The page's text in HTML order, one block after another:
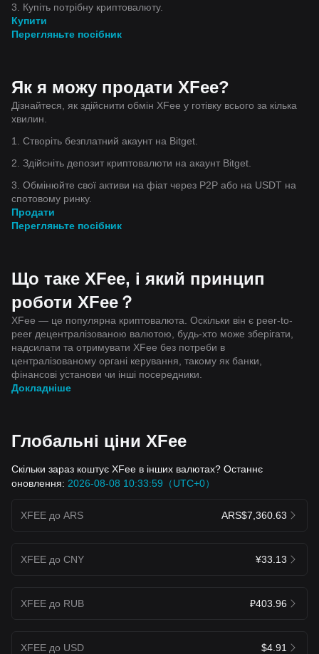
3. Купіть потрібну криптовалюту.
Купити
Перегляньте посібник
Як я можу продати XFee?
Дізнайтеся, як здійснити обмін XFee у готівку всього за кілька
хвилин.
1. Створіть безплатний акаунт на Bitget.
2. Здійсніть депозит криптовалюти на акаунт Bitget.
3. Обмінюйте свої активи на фіат через P2P або на USDT на
спотовому ринку.
Продати
Перегляньте посібник
Що таке XFee, і який принцип
роботи XFee？
XFee — це популярна криптовалюта. Оскільки він є peer-to-
peer децентралізованою валютою, будь-хто може зберігати,
надсилати та отримувати XFee без потреби в
централізованому органі керування, такому як банки,
фінансові установи чи інші посередники.
Докладніше
Глобальні ціни XFee
Скільки зараз коштує XFee в інших валютах? Останнє
оновлення: 2026-08-08 10:33:59（UTC+0）
XFEE до ARS ARS$7,360.63
XFEE до CNY ¥33.13
XFEE до RUB ₽403.96
XFEE до USD $4.91